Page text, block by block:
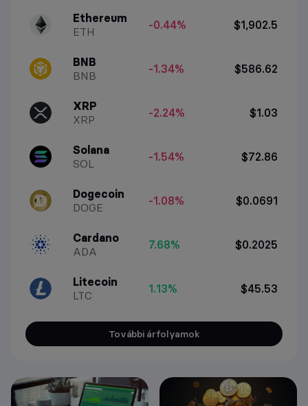
Ethereum
ETH
-0.44% $1,902.5
BNB
BNB
-1.34% $586.62
XRP
XRP
-2.24% $1.03
Solana
SOL
-1.54% $72.86
Dogecoin
DOGE
-1.08% $0.0691
Cardano
ADA
7.68% $0.2025
Litecoin
LTC
1.13% $45.53
További árfolyamok